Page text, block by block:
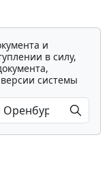
и
в силу,
системы